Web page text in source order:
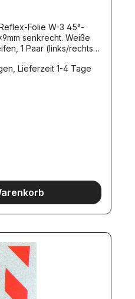
Folie W-3 45°-
senkrecht. Weiße
1 Paar (links/rechts).
Markierung von
von Ecken an
weitere, individuelle
Lieferzeit 1-4 Tage